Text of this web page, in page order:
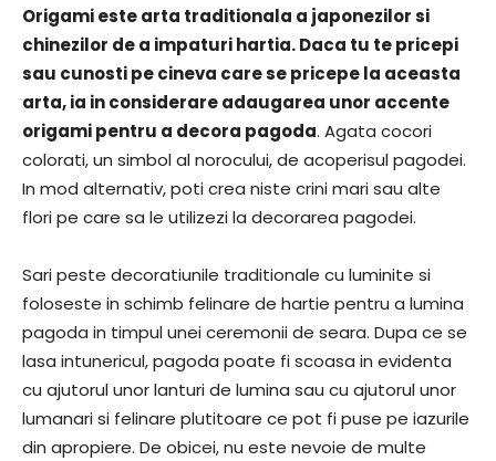
Origami este arta traditionala a japonezilor si
chinezilor de a impaturi hartia. Daca tu te pricepi
sau cunosti pe cineva care se pricepe la aceasta
arta, ia in considerare adaugarea unor accente
origami pentru a decora pagoda. Agata cocori
colorati, un simbol al norocului, de acoperisul pagodei.
In mod alternativ, poti crea niste crini mari sau alte
flori pe care sa le utilizezi la decorarea pagodei.
Sari peste decoratiunile traditionale cu luminite si
foloseste in schimb felinare de hartie pentru a lumina
pagoda in timpul unei ceremonii de seara. Dupa ce se
lasa intunericul, pagoda poate fi scoasa in evidenta
cu ajutorul unor lanturi de lumina sau cu ajutorul unor
lumanari si felinare plutitoare ce pot fi puse pe iazurile
din apropiere. De obicei, nu este nevoie de multe